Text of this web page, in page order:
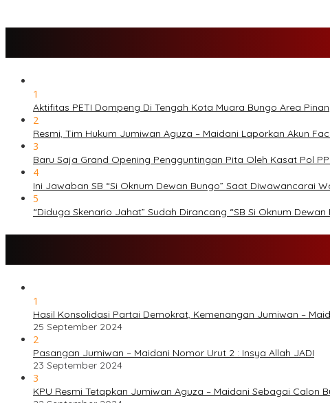
1
Aktifitas PETI Dompeng Di Tengah Kota Muara Bungo Area
2
Resmi, Tim Hukum Jumiwan Aguza – Maidani Laporkan Akun
3
Baru Saja Grand Opening Pengguntingan Pita Oleh Kasat Pol
4
Ini Jawaban SB “Si Oknum Dewan Bungo” Saat Diwawancarai
5
“Diduga Skenario Jahat” Sudah Dirancang “SB Si Oknum Dewan
1
Hasil Konsolidasi Partai Demokrat, Kemenangan Jumiwan –
25 September 2024
2
Pasangan Jumiwan – Maidani Nomor Urut 2 : Insya Allah JADI
23 September 2024
3
KPU Resmi Tetapkan Jumiwan Aguza – Maidani Sebagai Calon